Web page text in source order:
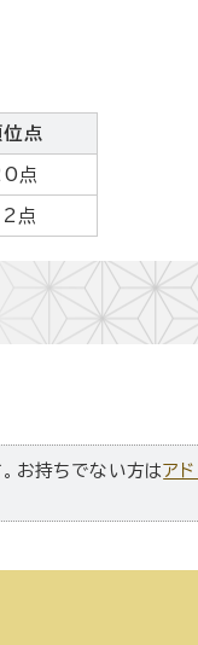
位点
点
点
お持ちでない方はア